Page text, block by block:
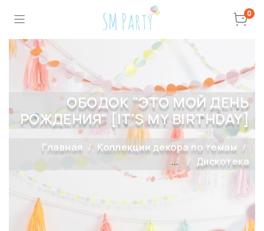
0
ОБОДОК "ЭТО МОЙ ДЕНЬ
РОЖДЕНИЯ" [IT'S MY BIRTHDAY]
Главная
Коллекции декора по темам
...
Дискотека